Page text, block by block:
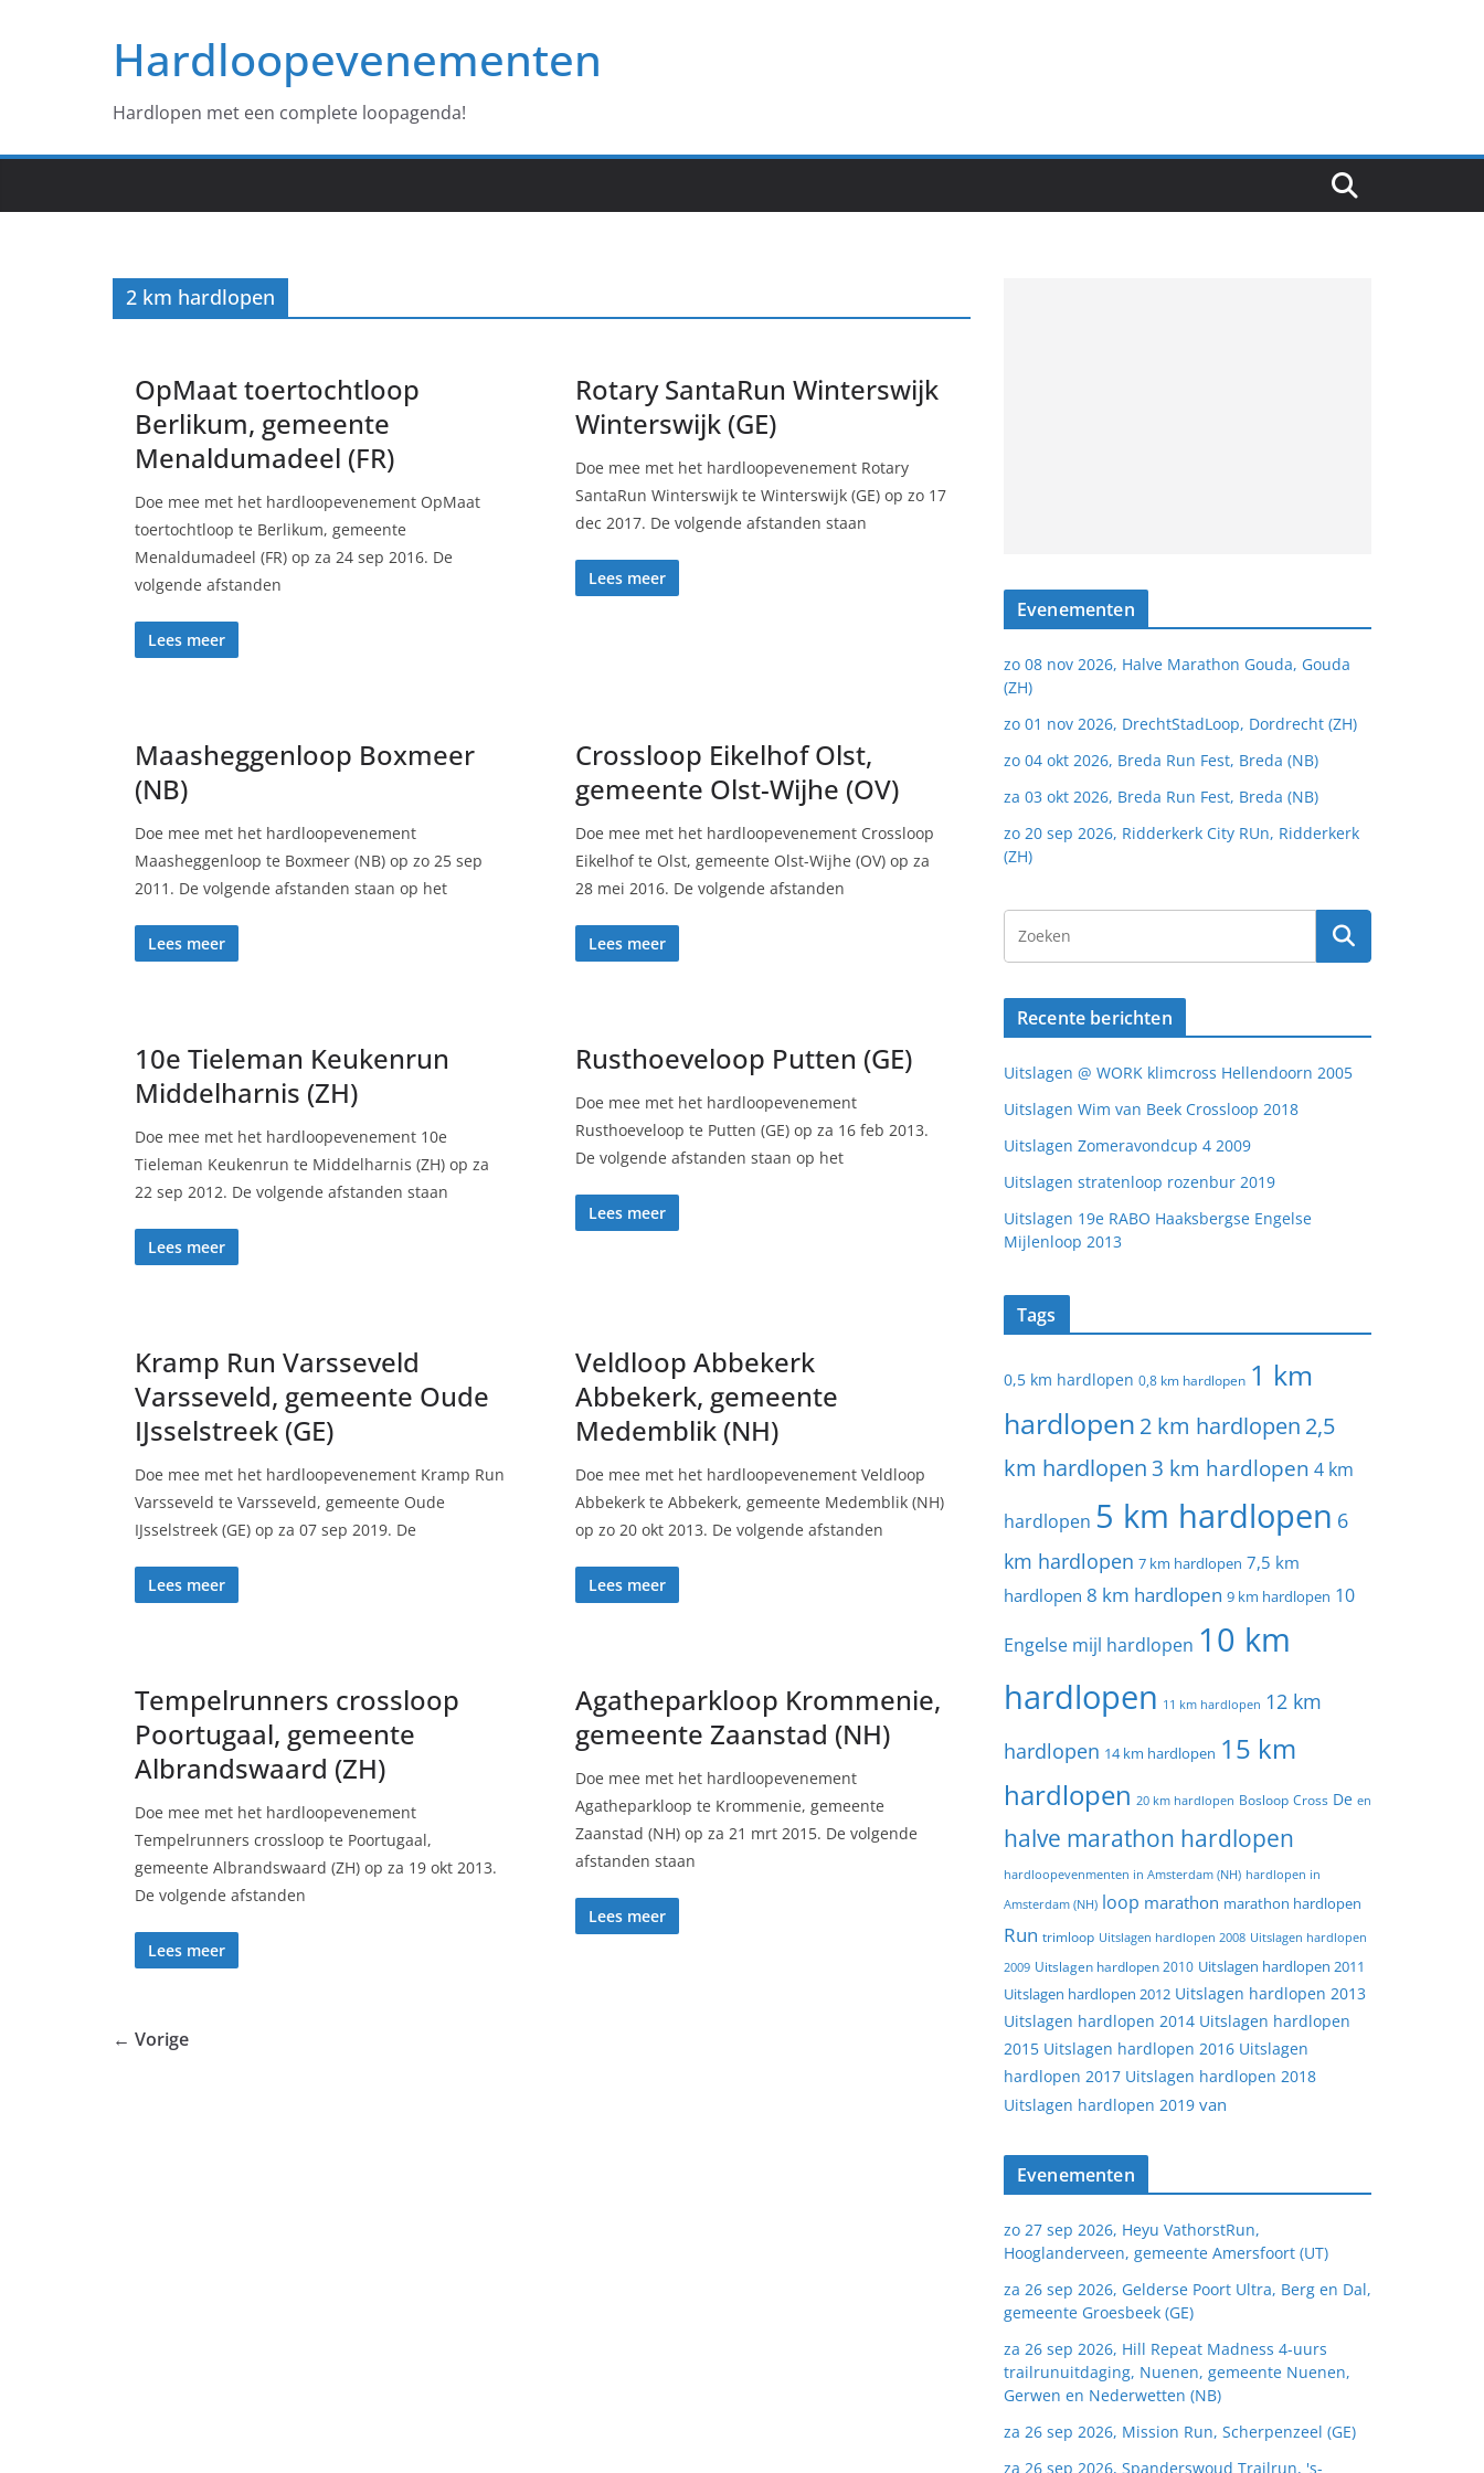
Hardloopevenementen
Hardlopen met een complete loopagenda!
2 km hardlopen
OpMaat toertochtloop
Berlikum, gemeente
Menaldumadeel (FR)
Doe mee met het hardloopevenement OpMaat
toertochtloop te Berlikum, gemeente
Menaldumadeel (FR) op za 24 sep 2016. De
volgende afstanden
Lees meer
Rotary SantaRun Winterswijk
Winterswijk (GE)
Doe mee met het hardloopevenement Rotary
SantaRun Winterswijk te Winterswijk (GE) op zo 17
dec 2017. De volgende afstanden staan
Lees meer
Maasheggenloop Boxmeer
(NB)
Doe mee met het hardloopevenement
Maasheggenloop te Boxmeer (NB) op zo 25 sep
2011. De volgende afstanden staan op het
Lees meer
Crossloop Eikelhof Olst,
gemeente Olst-Wijhe (OV)
Doe mee met het hardloopevenement Crossloop
Eikelhof te Olst, gemeente Olst-Wijhe (OV) op za
28 mei 2016. De volgende afstanden
Lees meer
10e Tieleman Keukenrun
Middelharnis (ZH)
Doe mee met het hardloopevenement 10e
Tieleman Keukenrun te Middelharnis (ZH) op za
22 sep 2012. De volgende afstanden staan
Lees meer
Rusthoeveloop Putten (GE)
Doe mee met het hardloopevenement
Rusthoeveloop te Putten (GE) op za 16 feb 2013.
De volgende afstanden staan op het
Lees meer
Kramp Run Varsseveld
Varsseveld, gemeente Oude
IJsselstreek (GE)
Doe mee met het hardloopevenement Kramp Run
Varsseveld te Varsseveld, gemeente Oude
IJsselstreek (GE) op za 07 sep 2019. De
Lees meer
Veldloop Abbekerk
Abbekerk, gemeente
Medemblik (NH)
Doe mee met het hardloopevenement Veldloop
Abbekerk te Abbekerk, gemeente Medemblik (NH)
op zo 20 okt 2013. De volgende afstanden
Lees meer
Tempelrunners crossloop
Poortugaal, gemeente
Albrandswaard (ZH)
Doe mee met het hardloopevenement
Tempelrunners crossloop te Poortugaal,
gemeente Albrandswaard (ZH) op za 19 okt 2013.
De volgende afstanden
Lees meer
Agatheparkloop Krommenie,
gemeente Zaanstad (NH)
Doe mee met het hardloopevenement
Agatheparkloop te Krommenie, gemeente
Zaanstad (NH) op za 21 mrt 2015. De volgende
afstanden staan
Lees meer
← Vorige
Evenementen
zo 08 nov 2026, Halve Marathon Gouda, Gouda
(ZH)
zo 01 nov 2026, DrechtStadLoop, Dordrecht (ZH)
zo 04 okt 2026, Breda Run Fest, Breda (NB)
za 03 okt 2026, Breda Run Fest, Breda (NB)
zo 20 sep 2026, Ridderkerk City RUn, Ridderkerk
(ZH)
Recente berichten
Uitslagen @ WORK klimcross Hellendoorn 2005
Uitslagen Wim van Beek Crossloop 2018
Uitslagen Zomeravondcup 4 2009
Uitslagen stratenloop rozenbur 2019
Uitslagen 19e RABO Haaksbergse Engelse
Mijlenloop 2013
Tags
0,5 km hardlopen 0,8 km hardlopen 1 km
hardlopen 2 km hardlopen 2,5
km hardlopen 3 km hardlopen 4 km
hardlopen 5 km hardlopen 6
km hardlopen 7 km hardlopen 7,5 km
hardlopen 8 km hardlopen 9 km hardlopen 10
Engelse mijl hardlopen 10 km
hardlopen 11 km hardlopen 12 km
hardlopen 14 km hardlopen 15 km
hardlopen 20 km hardlopen Bosloop Cross De en
halve marathon hardlopen
hardloopevenmenten in Amsterdam (NH) hardlopen in
Amsterdam (NH) loop marathon marathon hardlopen
Run trimloop Uitslagen hardlopen 2008 Uitslagen hardlopen
2009 Uitslagen hardlopen 2010 Uitslagen hardlopen 2011
Uitslagen hardlopen 2012 Uitslagen hardlopen 2013
Uitslagen hardlopen 2014 Uitslagen hardlopen
2015 Uitslagen hardlopen 2016 Uitslagen
hardlopen 2017 Uitslagen hardlopen 2018
Uitslagen hardlopen 2019 van
Evenementen
zo 27 sep 2026, Heyu VathorstRun,
Hooglanderveen, gemeente Amersfoort (UT)
za 26 sep 2026, Gelderse Poort Ultra, Berg en Dal,
gemeente Groesbeek (GE)
za 26 sep 2026, Hill Repeat Madness 4-uurs
trailrunuitdaging, Nuenen, gemeente Nuenen,
Gerwen en Nederwetten (NB)
za 26 sep 2026, Mission Run, Scherpenzeel (GE)
za 26 sep 2026, Spanderswoud Trailrun, 's-